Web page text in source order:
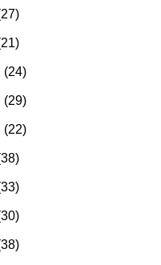
(24)
(29)
(22)